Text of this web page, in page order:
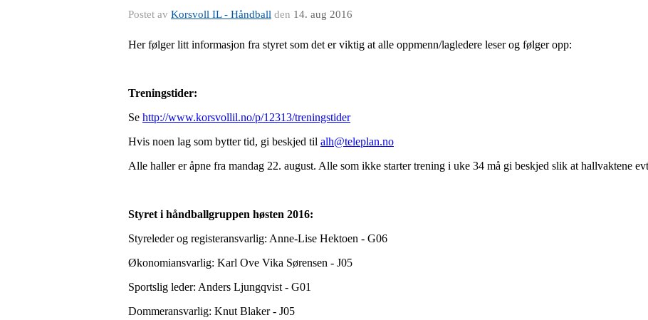
Postet av Korsvoll IL - Håndball den 14. aug 2016
Her følger litt informasjon fra styret som det er viktig at alle oppmenn/lagledere leser og følger opp:
Treningstider:
Se http://www.korsvollil.no/p/12313/treningstider
Hvis noen lag som bytter tid, gi beskjed til alh@teleplan.no
Alle haller er åpne fra mandag 22. august. Alle som ikke starter trening i uke 34 må gi beskjed slik at hallvaktene
Styret i håndballgruppen høsten 2016:
Styreleder og registeransvarlig: Anne-Lise Hektoen - G06
Økonomiansvarlig: Karl Ove Vika Sørensen - J05
Sportslig leder: Anders Ljungqvist - G01
Dommeransvarlig: Knut Blaker - J05